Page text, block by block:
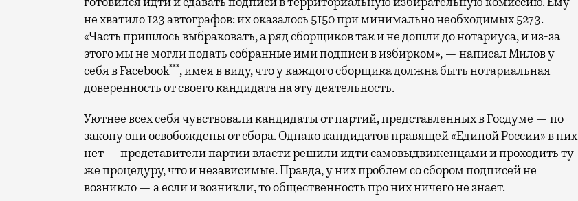
не хватило 123 автографов: их оказалось 5150 при минимально необходимых 5273.
«Часть пришлось выбраковать, а ряд сборщиков так и не дошли до нотариуса, и из-за
этого мы не могли подать собранные ими подписи в избирком», — написал Милов у
себя в Facebook***, имея в виду, что у каждого сборщика должна быть нотариальная
доверенность от своего кандидата на эту деятельность.
Уютнее всех себя чувствовали кандидаты от партий, представленных в Госдуме — по
закону они освобождены от сбора. Однако кандидатов правящей «Единой России» в них
нет — представители партии власти решили идти самовыдвиженцами и проходить ту
же процедуру, что и независимые. Правда, у них проблем со сбором подписей не
возникло — а если и возникли, то общественность про них ничего не знает.